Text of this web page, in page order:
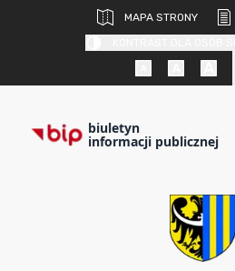
MAPA STRONY
biuletyn
informacji publicznej